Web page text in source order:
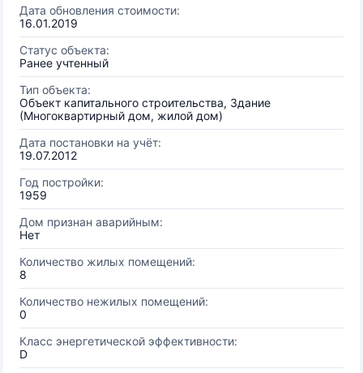
Дата обновления стоимости:
16.01.2019
Статус объекта:
Ранее учтенный
Тип объекта:
Объект капитального строительства, Здание
(Многоквартирный дом, жилой дом)
Дата постановки на учёт:
19.07.2012
Год постройки:
1959
Дом признан аварийным:
Нет
Количество жилых помещений:
8
Количество нежилых помещений:
0
Класс энергетической эффективности:
D